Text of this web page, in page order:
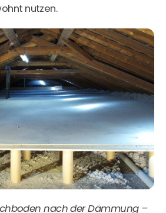
nutzen.
nach der Dämmung –